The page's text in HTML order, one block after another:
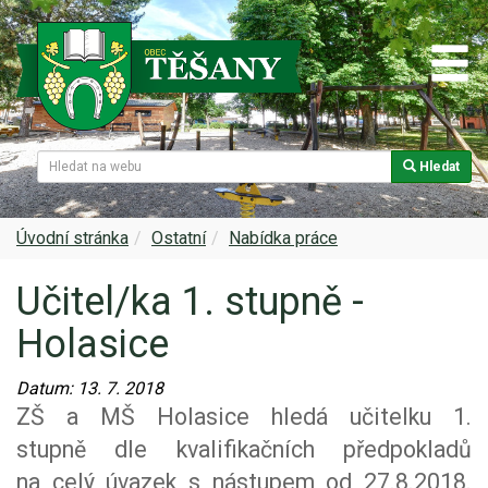
Hledat
Úvodní stránka Ostatní Nabídka práce
Učitel/ka 1. stupně -
Holasice
Datum: 13. 7. 2018
ZŠ a MŠ Holasice hledá učitelku 1.
stupně dle kvalifikačních předpokladů
na celý úvazek s nástupem od 27.8.2018.
Naše obec
Z historie
Památky v Těšanech
Zajímavosti v obci
Znak a prapor obce
Virtuální prohlídka
Úřední deska
Samospráva
Dokumenty obce
Projekty
Matrika
Hlášení rozhlasu
Spolky a sdružení
Kultura
Obecní knihovna
Srub
Sport
Ohlédnutí za lety 2015-2019
Škola
Farnost
Služby, firmy
Zdravotní služby
Foto, video
Rezervační systém obce